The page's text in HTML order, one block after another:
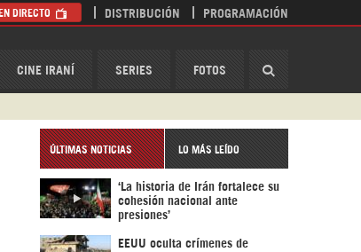
CINE IRANÍ SERIES FOTOS
DIRECTO DISTRIBUCIÓN PROGRAMACIÓN
ÚLTIMAS NOTICIAS LO MÁS LEÍDO
‘La historia de Irán fortalece su
cohesión nacional ante
presiones’
EEUU oculta crímenes de